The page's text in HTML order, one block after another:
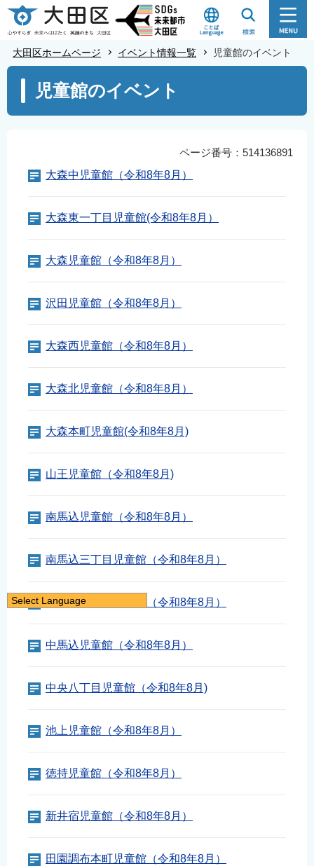
こ
の
ー
大田区ホームページ イベント情報一覧 児童館のイベント
こ
児童館のイベント
ページ番号：514136891
大森中児童館（令和8年8月）
大森東一丁目児童館(令和8年8月）
大森児童館（令和8年8月）
沢田児童館（令和8年8月）
大森西児童館（令和8年8月）
大森北児童館（令和8年8月）
大森本町児童館(令和8年8月)
山王児童館（令和8年8月)
南馬込児童館（令和8年8月）
南馬込三丁目児童館（令和8年8月）
南馬込四丁目児童館（令和8年8月）
中馬込児童館（令和8年8月）
中央八丁目児童館（令和8年8月)
池上児童館（令和8年8月）
徳持児童館（令和8年8月）
新井宿児童館（令和8年8月）
田園調布本町児童館（令和8年8月）
Select Language
English
繁體中文
नेपाली